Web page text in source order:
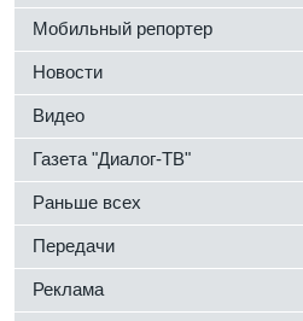
Мобильный репортер
Новости
Видео
Газета "Диалог-ТВ"
Раньше всех
Передачи
Реклама